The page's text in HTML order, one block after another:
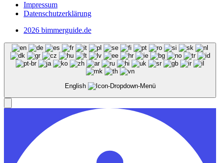
Impressum
Datenschutzerklärung
2026 bimmerguide.de
English